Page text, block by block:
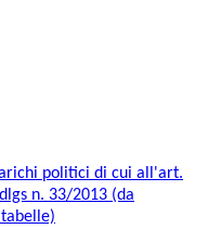
politici di cui all'art.
n. 33/2013 (da